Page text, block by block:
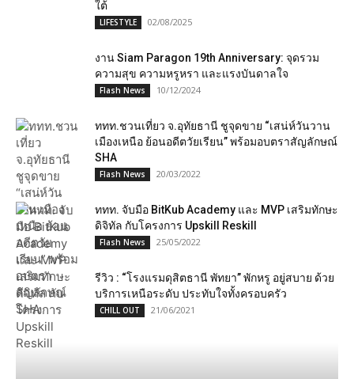
ใต้
LIFESTYLE 02/08/2025
งาน Siam Paragon 19th Anniversary: จุดรวม
ความสุข ความหรูหรา และแรงบันดาลใจ
Flash News 10/12/2024
ททท.ชวนเที่ยว จ.อุทัยธานี ชู​จุดขาย “เสน่ห์วันวาน
เมืองเหนือ ย้อนอดีตวัยเรียน” พร้อม​อบตราสัญลักษณ์​
SHA​
Flash News 20/03/2022
ททท. จับมือ BitKub Academy และ MVP เสริมทักษะ
ดิจิทัล กับโครงการ Upskill Reskill
Flash News 25/05/2022
รีวิว : “โรงแรมดุสิตธานี พัทยา” พักหรู อยู่สบาย ด้วย
บริการเหนือระดับ ประทับใจทั้งครอบครัว
CHILL OUT 21/06/2021